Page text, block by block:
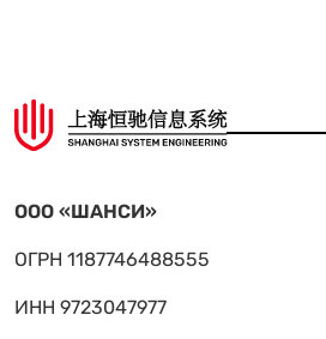
ООО «ШАНСИ»
ОГРН 1187746488555
ИНН 9723047977